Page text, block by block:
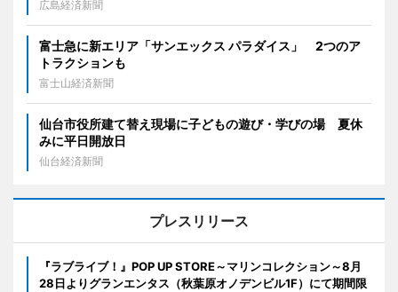
広島経済新聞
富士急に新エリア「サンエックス パラダイス」 2つのア
トラクションも
富士山経済新聞
仙台市役所建て替え現場に子どもの遊び・学びの場 夏休
みに平日開放日
仙台経済新聞
プレスリリース
『ラブライブ！』POP UP STORE～マリンコレクション～8月
28日よりグランエンタス（秋葉原オノデンビル1F）にて期間限